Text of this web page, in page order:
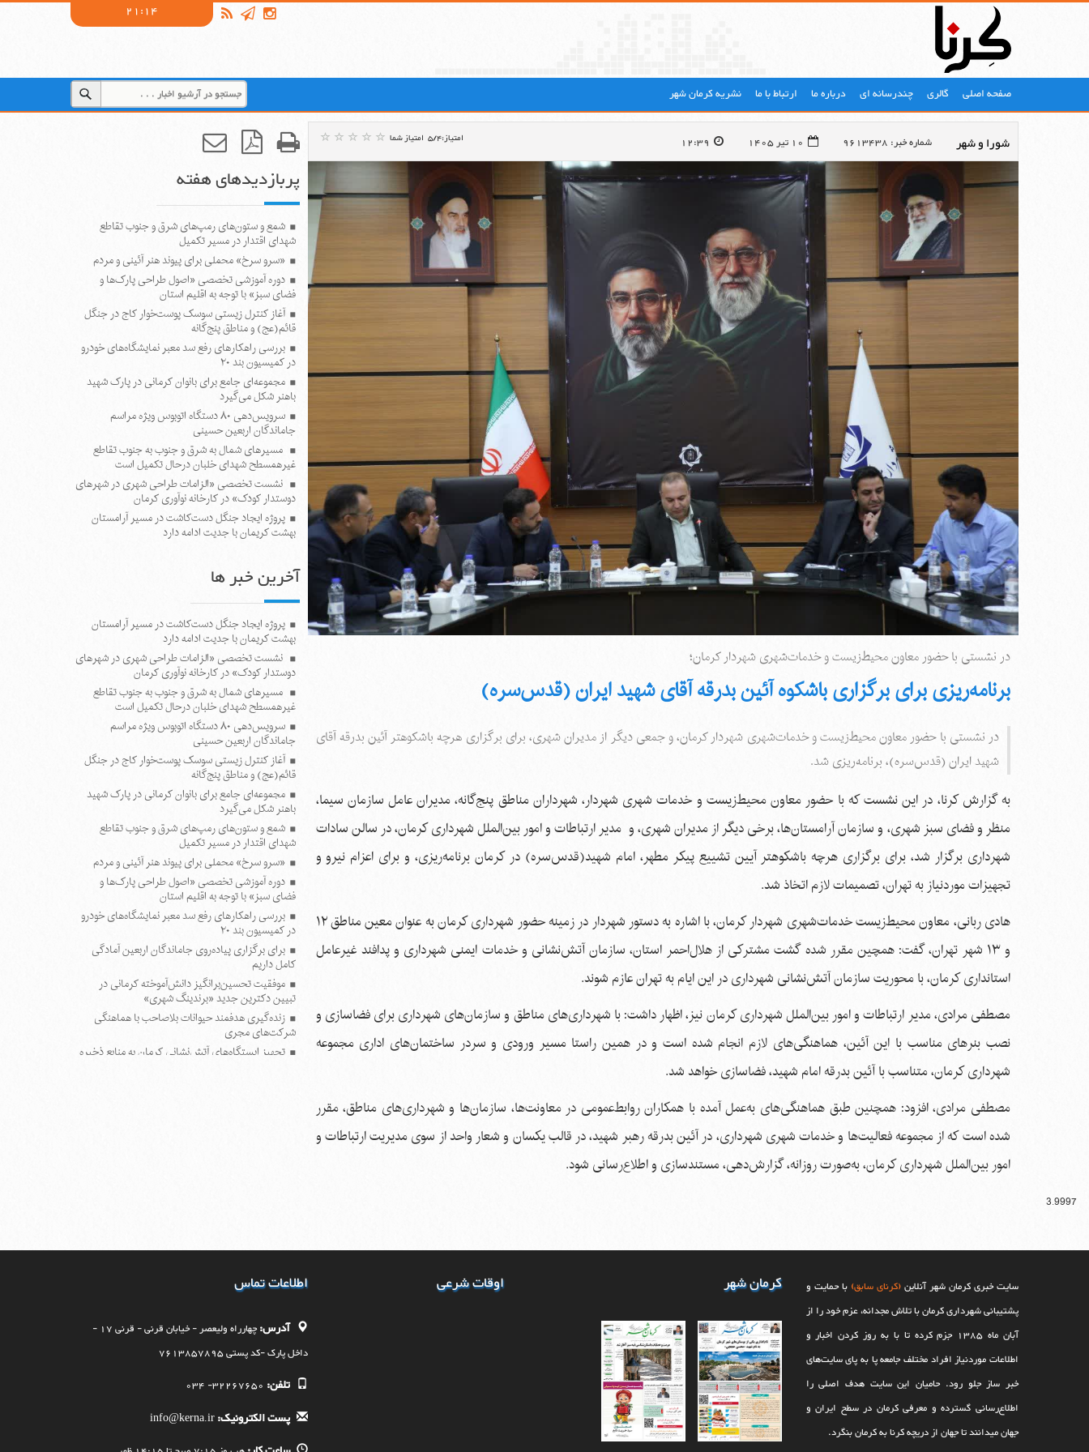
21:14
صفحه اصلی گالری چندرسانه ای درباره ما ارتباط با ما نشریه کرمان شهر
شورا و شهر شماره خبر: 9613438 10 تیر 1405 12:39 امتیاز:5/4 امتیاز شما
در نشستی با حضور معاون محیط‌زیست و خدمات‌شهری شهردار کرمان؛
برنامه‌ریزی برای برگزاری باشکوه آئین بدرقه آقای شهید ایران (قدس‌سره)
در نشستی با حضور معاون محیط‌زیست و خدمات‌شهری شهردار کرمان، و جمعی دیگر از مدیران شهری، برای برگزاری هرچه باشکوهتر آئین بدرقه آقای
شهید ایران (قدس‌سره)، برنامه‌ریزی شد.
به گزارش کرنا، در این نشست که با حضور معاون محیط‌زیست و خدمات شهری شهردار، شهرداران مناطق پنج‌گانه، مدیران عامل سازمان سیما،
منظر و فضای سبز شهری، و سازمان آرامستان‌ها، برخی دیگر از مدیران شهری، و مدیر ارتباطات و امور بین‌الملل شهرداری کرمان، در سالن سادات
شهرداری برگزار شد، برای برگزاری هرچه باشکوهتر آیین تشییع پیکر مطهر، امام شهید(قدس‌سره) در کرمان برنامه‌ریزی، و برای اعزام نیرو و
تجهیزات موردنیاز به تهران، تصمیمات لازم اتخاذ شد.
هادی ربانی، معاون محیط‌زیست خدمات‌شهری شهردار کرمان، با اشاره به دستور شهردار در زمینه حضور شهرداری کرمان به عنوان معین مناطق ۱۲
و ۱۳ شهر تهران، گفت: همچین مقرر شده گشت مشترکی از هلال‌احمر استان، سازمان آتش‌نشانی و خدمات ایمنی شهرداری و پدافند غیرعامل
استانداری کرمان، با محوریت سازمان آتش‌نشانی شهرداری در این ایام به تهران عازم شوند.
مصطفی مرادی، مدیر ارتباطات و امور بین‌الملل شهرداری کرمان نیز، اظهار داشت: با شهرداری‌های مناطق و سازمان‌های شهرداری برای فضاسازی و
نصب بنرهای مناسب با این آئین، هماهنگی‌های لازم انجام شده است و در همین راستا مسیر ورودی و سردر ساختمان‌های اداری مجموعه
شهرداری کرمان، متناسب با آئین بدرقه امام شهید، فضاسازی خواهد شد.
مصطفی مرادی، افزود: همچنین طبق هماهنگی‌های به‌عمل آمده با همکاران روابط‌عمومی در معاونت‌ها، سازمان‌ها و شهرداری‌های مناطق، مقرر
شده است که از مجموعه فعالیت‌ها و خدمات شهری شهرداری، در آئین بدرقه رهبر شهید، در قالب یکسان و شعار واحد از سوی مدیریت ارتباطات و
امور بین‌الملل شهرداری کرمان، به‌صورت روزانه، گزارش‌دهی، مستندسازی و اطلاع‌رسانی شود.
پربازدیدهای هفته
شمع و ستون‌های رمپ‌های شرق و جنوب تقاطع
شهدای اقتدار در مسیر تکمیل
«سرو سرخ» محملی برای پیوند هنر آئینی و مردم
دوره آموزشی تخصصی «اصول طراحی پارک‌ها و
فضای سبز» با توجه به اقلیم استان
آغاز کنترل زیستی سوسک پوست‌خوار کاج در جنگل
قائم(عج) و مناطق پنج‌گانه
بررسی راهکارهای رفع سد معبر نمایشگاه‌های خودرو
در کمیسیون بند ۲۰
مجموعه‌ای جامع برای بانوان کرمانی در پارک شهید
باهنر شکل می‌گیرد
سرویس‌دهی ۸۰ دستگاه اتوبوس ویژه مراسم
جاماندگان اربعین حسینی
مسیرهای شمال به شرق و جنوب به جنوب تقاطع
غیرهمسطح شهدای خلبان درحال تکمیل است
نشست تخصصی «الزامات طراحی شهری در شهرهای
دوستدار کودک» در کارخانه نوآوری کرمان
پروژه ایجاد جنگل دست‌کاشت در مسیر آرامستان
بهشت کریمان با جدیت ادامه دارد
آخرین خبر ها
پروژه ایجاد جنگل دست‌کاشت در مسیر آرامستان
بهشت کریمان با جدیت ادامه دارد
نشست تخصصی «الزامات طراحی شهری در شهرهای
دوستدار کودک» در کارخانه نوآوری کرمان
مسیرهای شمال به شرق و جنوب به جنوب تقاطع
غیرهمسطح شهدای خلبان درحال تکمیل است
سرویس‌دهی ۸۰ دستگاه اتوبوس ویژه مراسم
جاماندگان اربعین حسینی
آغاز کنترل زیستی سوسک پوست‌خوار کاج در جنگل
قائم(عج) و مناطق پنج‌گانه
مجموعه‌ای جامع برای بانوان کرمانی در پارک شهید
باهنر شکل می‌گیرد
شمع و ستون‌های رمپ‌های شرق و جنوب تقاطع
شهدای اقتدار در مسیر تکمیل
«سرو سرخ» محملی برای پیوند هنر آئینی و مردم
دوره آموزشی تخصصی «اصول طراحی پارک‌ها و
فضای سبز» با توجه به اقلیم استان
بررسی راهکارهای رفع سد معبر نمایشگاه‌های خودرو
در کمیسیون بند ۲۰
برای برگزاری پیاده‌روی جاماندگان اربعین آمادگی
کامل داریم
موفقیت تحسین‌برانگیز دانش‌آموخته کرمانی در
تبیین دکترین جدید «برندینگ شهری»
زنده‌گیری هدفمند حیوانات بلاصاحب با هماهنگی
شرکت‌های مجری
تجهیز ایستگاه‌های آتش‌نشانی کرمان به منابع ذخیره
3.9997
سایت خبری کرمان شهر آنلاین(کرنای سابق) با حمایت و
پشتیبانی شهرداری کرمان با تلاش مجدانه، عزم خود را از
آبان ماه 1385 جزم کرده تا با به روز کردن اخبار و
اطلاعات موردنیاز افراد مختلف جامعه پا به پای سایت‌های
خبر ساز جلو رود. حامیان این سایت هدف اصلی را
اطلاع‌رسانی گسترده و معرفی کرمان در سطح ایران و
جهان می‎‏دانند تا جهان از دریچه کرنا به کرمان بنگرد.
کرمان شهر اوقات شرعی اطلاعات تماس
آدرس:
چهارراه وليعصر - خيابان قرنی - قرنی 17 -
داخل پارک -کد پستی 7613857895
تلفن: 32267650- 034
پست الکترونیک:info@kerna.ir